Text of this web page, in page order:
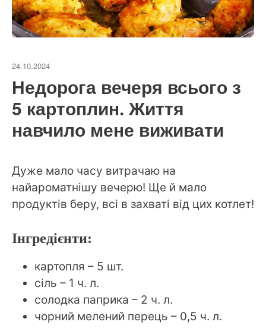
24.10.2024
Недорога вечеря всього з
5 картоплин. Життя
навчило мене виживати
Дуже мало часу витрачаю на
найароматнішу вечерю! Ще й мало
продуктів беру, всі в захваті від цих котлет!
Інгредієнти:
картопля – 5 шт.
сіль – 1 ч. л.
солодка паприка – 2 ч. л.
чорний мелений перець – 0,5 ч. л.